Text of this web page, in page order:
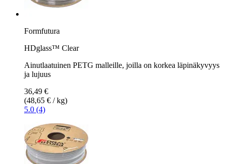
Formfutura
HDglass™ Clear
Ainutlaatuinen PETG malleille, joilla on korkea läpinäkyvyys
ja lujuus
36,49 €
(48,65 € / kg)
5.0 (4)